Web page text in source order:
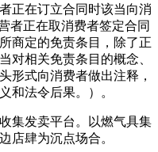
正在订立合同时该当向消
者正在取消费者签定合同
商定的免责条目，除了正
对相关免责条目的概念、
形式向消费者做出注释，
和法令后果。）。
发卖平台。以燃气具集
店肆为沉点场合。